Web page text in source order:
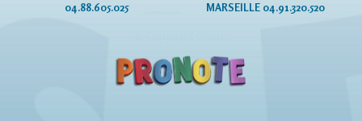
04.88.605.025
MARSEILLE 04.91.320.520